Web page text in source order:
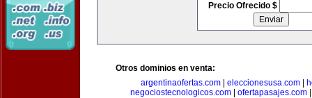
Precio Ofrecido $
Otros dominios en venta:
argentinaofertas.com| eleccionesusa.com|
negociostecnologicos.com
ofertapasajes.com